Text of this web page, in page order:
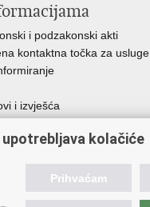
i podzakonski akti
kontaktna točka za usluge
i izvješća
kolačiće
Prihvaćam